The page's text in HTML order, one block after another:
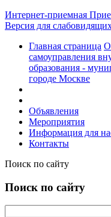
Интернет-приемная
Версия для
Главная страница
самоуправления
образования -
городе Москве
Объявления
Мероприятия
Информация для
Контакты
Поиск по сайту
Поиск по сайту